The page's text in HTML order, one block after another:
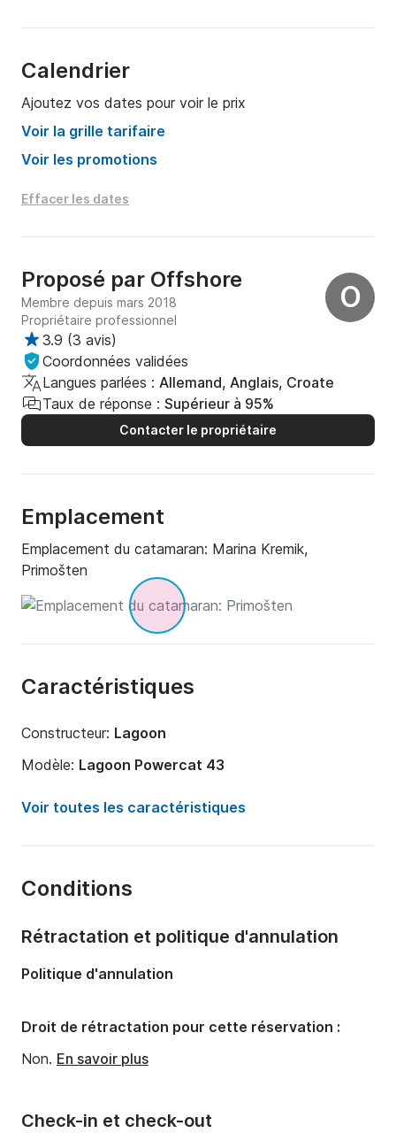
Calendrier
Ajoutez vos dates pour voir le prix
Voir la grille tarifaire
Voir les promotions
Effacer les dates
O
Proposé par Offshore
Membre depuis mars 2018
Propriétaire professionnel
3.9 (3 avis)
Coordonnées validées
Langues parlées : Allemand, Anglais, Croate
Taux de réponse : Supérieur à 95%
Contacter le propriétaire
Emplacement
Emplacement du catamaran: Marina Kremik,
Primošten
Caractéristiques
Constructeur: Lagoon
Modèle: Lagoon Powercat 43
Année:
Nombre de couchages:
Nombre de salles de bains:
Tirant d'eau:1.2m
Puissance moteur:285cv
Voir toutes les caractéristiques
Conditions
Check-in et check-out
Rétractation et politique d'annulation
Politique d'annulation
Droit de rétractation pour cette réservation :
Non. En savoir plus